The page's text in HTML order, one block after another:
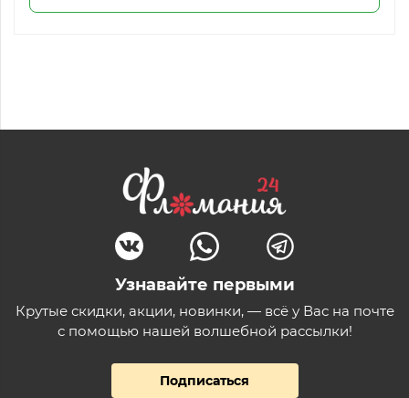
Узнавайте первыми
Крутые скидки, акции, новинки, — всё у Вас на почте
с помощью нашей волшебной рассылки!
Подписаться